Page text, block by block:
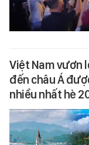
Việt Nam vươn
đến châu Á
nhiều nhất hè